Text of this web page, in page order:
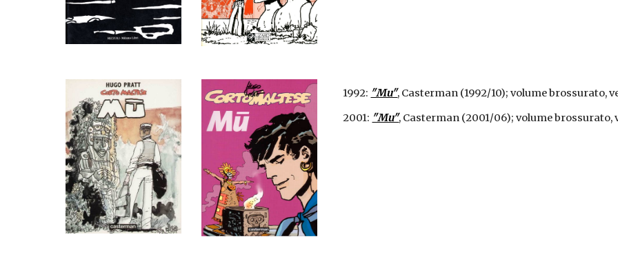
1992: "Mu", Casterman (1992/10); volume brossurato,
2001: "Mu", Casterman (2001/06); volume brossurato,